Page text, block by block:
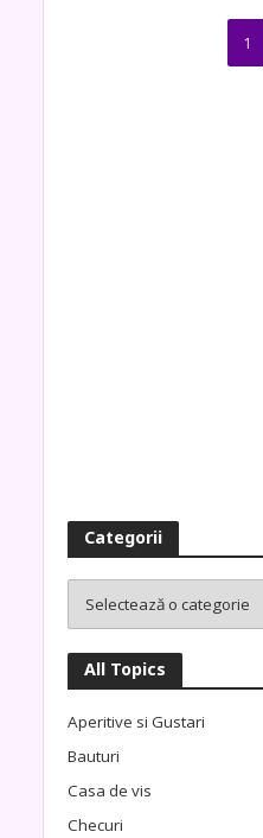
1
Categorii
All Topics
Aperitive si Gustari
Bauturi
Casa de vis
Checuri